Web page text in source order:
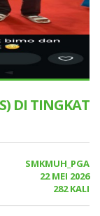
DI TINGKAT
SMKMUH_PGA
22 MEI 2026
282 KALI